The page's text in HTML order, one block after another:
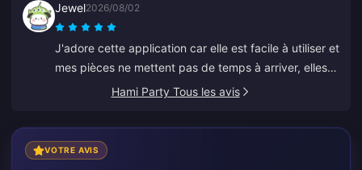
économiser. Super pour recharger des diamonds, j'en
ai parlé à plusieurs amis.
Jewel2026/08/02
J'adore cette application car elle est facile à utiliser et
mes pièces ne mettent pas de temps à arriver, elles
apparaissent immédiatement. Merci pour cette appli !
Hami Party Tous les avis
VOTRE AVIS